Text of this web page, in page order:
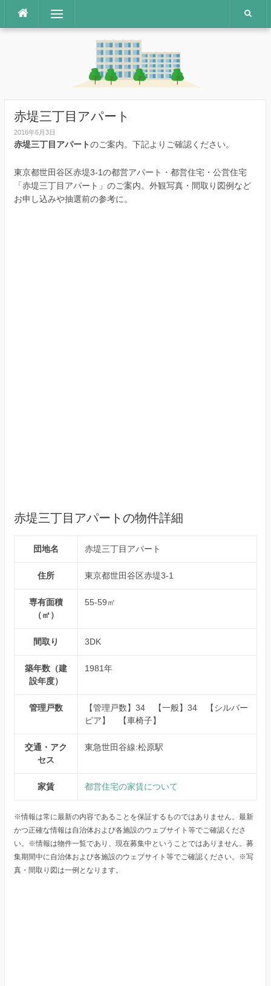
テ
メニュー
赤堤三丁目アパート
2016年6月3日
赤堤三丁目アパートのご案内。下記よりご確認ください。
東京都世田谷区赤堤3-1の都営アパート・都営住宅・公営住宅
「赤堤三丁目アパート」のご案内。外観写真・間取り図例など
お申し込みや抽選前の参考に。
赤堤三丁目アパートの物件詳細
団地名 赤堤三丁目アパート
住所 東京都世田谷区赤堤3-1
専有面積
（㎡）
55-59㎡
間取り 3DK
築年数（建
設年度）
1981年
管理戸数
【管理戸数】34 【一般】34 【シルバー
ピア】 【車椅子】
交通・アク
セス
東急世田谷線:松原駅
家賃 都営住宅の家賃について
※情報は常に最新の内容であることを保証するものではありません。最新
かつ正確な情報は自治体および各施設のウェブサイト等でご確認くださ
い。※情報は物件一覧であり、現在募集中ということではありません。募
集期間中に自治体および各施設のウェブサイト等でご確認ください。※写
真・間取り図は一例となります。